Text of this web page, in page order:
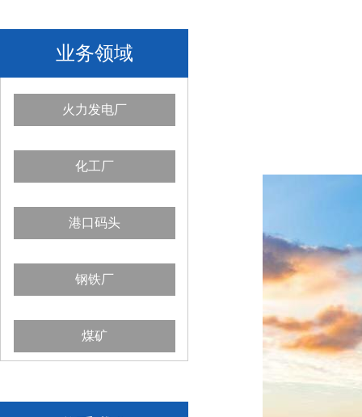
业务领域
火力发电厂
化工厂
港口码头
钢铁厂
煤矿